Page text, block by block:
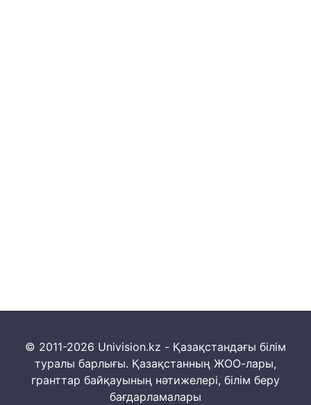
© 2011-2026 Univision.kz - Қазақстандағы білім
туралы барлығы. Қазақстанның ЖОО-лары,
гранттар байқауының нәтижелері, білім беру
бағдарламалары